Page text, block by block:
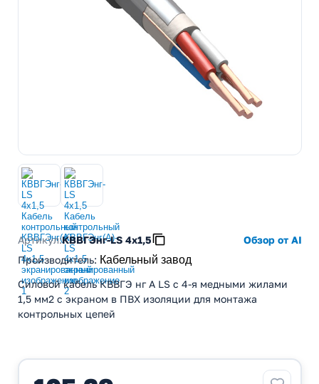
Артикул:КВВГЭнг-LS 4х1,5
Обзор от AI
Производитель: Кабельный завод
Силовой кабель КВВГЭ нг А LS с 4-я медными жилами
1,5 мм2 с экраном в ПВХ изоляции для монтажа
контрольных цепей